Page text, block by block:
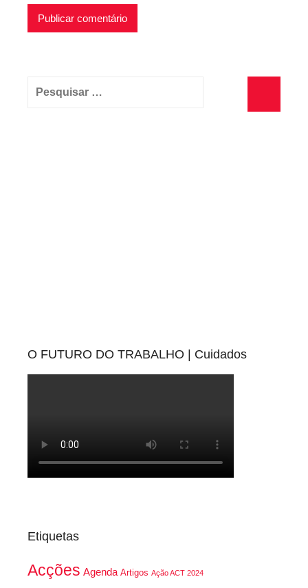
Pesquisar
O FUTURO DO TRABALHO | Cuidados
Etiquetas
Acções Agenda Artigos Ação ACT 2024